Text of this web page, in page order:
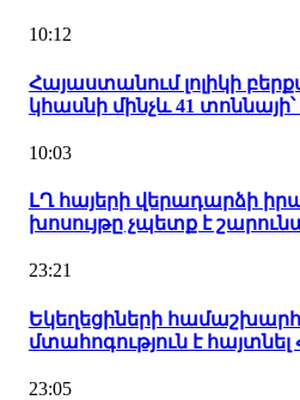
10:12
Հայաստանում լոլիկի
կհասնի մինչև 41
10:03
ԼՂ հայերի վերադարձի
խոսույթը չպետք է
23:21
Եկեղեցիների
մտահոգություն է
23:05